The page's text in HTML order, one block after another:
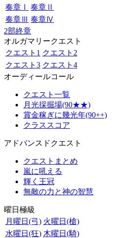
奏章Ⅰ
奏章Ⅱ
奏章Ⅲ 奏章Ⅳ
2部終章
オルガマリークエスト
クエスト1 クエスト2
クエスト3 クエスト4
オーディールコール
クエスト一覧
月光採掘場(90★★)
賞金稼ぎに幾光年(90++)
クラススコア
アドバンスドクエスト
クエストまとめ
嵐に吼える
輝く王冠
無敵の力と神の智慧
曜日極級
月曜日(弓) 火曜日(槍)
水曜日(狂) 木曜日(騎)